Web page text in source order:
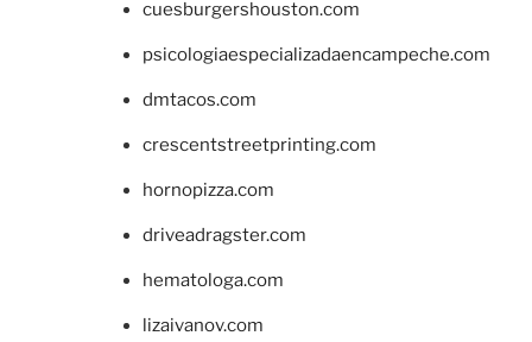
cuesburgershouston.com
psicologiaespecializadaencampeche.com
dmtacos.com
crescentstreetprinting.com
hornopizza.com
driveadragster.com
hematologa.com
lizaivanov.com